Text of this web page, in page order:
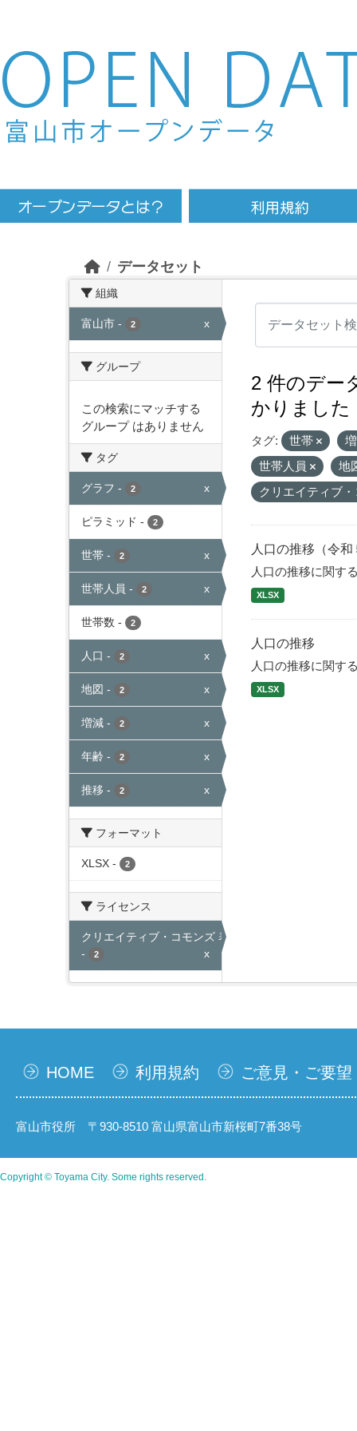
Skip to main content
データセット
組織
富山市 - 2 x
グループ
この検索にマッチする
グループ はありません
タグ
グラフ - 2 x
ピラミッド - 2
世帯 - 2 x
世帯人員 - 2 x
世帯数 - 2
人口 - 2 x
地図 - 2 x
増減 - 2 x
年齢 - 2 x
推移 - 2 x
フォーマット
XLSX - 2
ライセンス
クリエイティブ・コモンズ 表示
-
2 x
2 件のデー
かりました
タグ: 世帯
世帯人員
地
クリエイティブ
人口の推移（令和
人口の推移に関す
XLSX
人口の推移
人口の推移に関す
XLSX
HOME 利用規約 ご意見・ご要望
富山市役所 〒930-8510 富山県富山市新桜町7番38号
Copyright © Toyama City. Some rights reserved.